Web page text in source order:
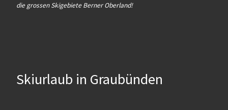
die grossen Skigebiete Berner Oberland!
Skiurlaub in Graubünden